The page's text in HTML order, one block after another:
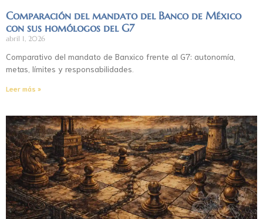
Comparación del mandato del Banco de México
con sus homólogos del G7
abril 1, 2026
Comparativo del mandato de Banxico frente al G7: autonomía,
metas, límites y responsabilidades.
Leer más »